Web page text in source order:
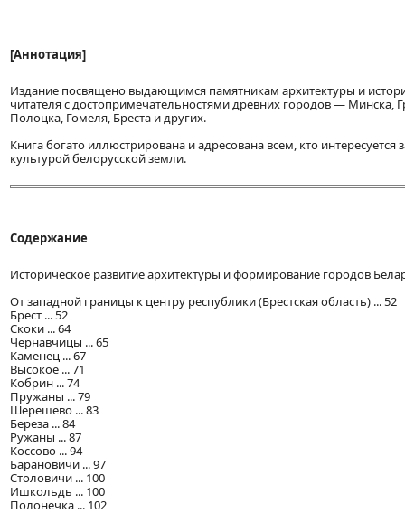
[Аннотация]
Издание посвящено выдающимся памятникам архитектуры и
читателя с достопримечательностями древних городов — Минска,
Полоцка, Гомеля, Бреста и других.
Книга богато иллюстрирована и адресована всем, кто интересуется
культурой белорусской земли.
Содержание
Историческое развитие архитектуры и формирование городов
От западной границы к центру республики (Брестская область) ... 52
Брест ... 52
Скоки ... 64
Чернавчицы ... 65
Каменец ... 67
Высокое ... 71
Кобрин ... 74
Пружаны ... 79
Шерешево ... 83
Береза ... 84
Ружаны ... 87
Коссово ... 94
Барановичи ... 97
Столовичи ... 100
Ишкольдь ... 100
Полонечка ... 102